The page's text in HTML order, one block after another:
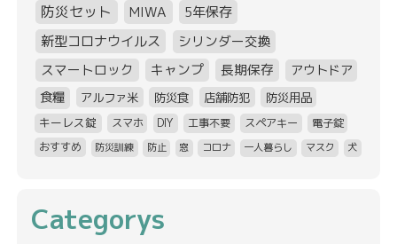
防災セット
MIWA
5年保存
新型コロナウイルス
シリンダー交換
スマートロック
キャンプ 長期保存
アウトドア
食糧
アルファ米 防災食 店舗防犯 防災用品
キーレス錠 スマホ DIY 工事不要 スペアキー
電子錠
おすすめ
防災訓練 防止 窓 コロナ 一人暮らし マスク 犬
Categorys